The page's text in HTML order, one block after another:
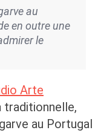
au
en outre une
le
Arte
traditionnelle,
au Portugal